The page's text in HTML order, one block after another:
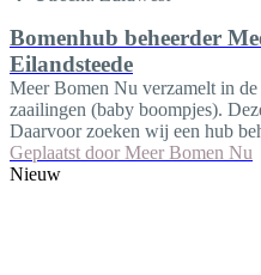
Bomenhub beheerder
Eilandsteede
Meer Bomen Nu verzamelt in
zaailingen (baby boompjes).
Daarvoor zoeken wij een hub
Geplaatst door Meer Bomen Nu
Nieuw